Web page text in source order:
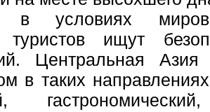
в условиях
ищут
Центральная
в таких